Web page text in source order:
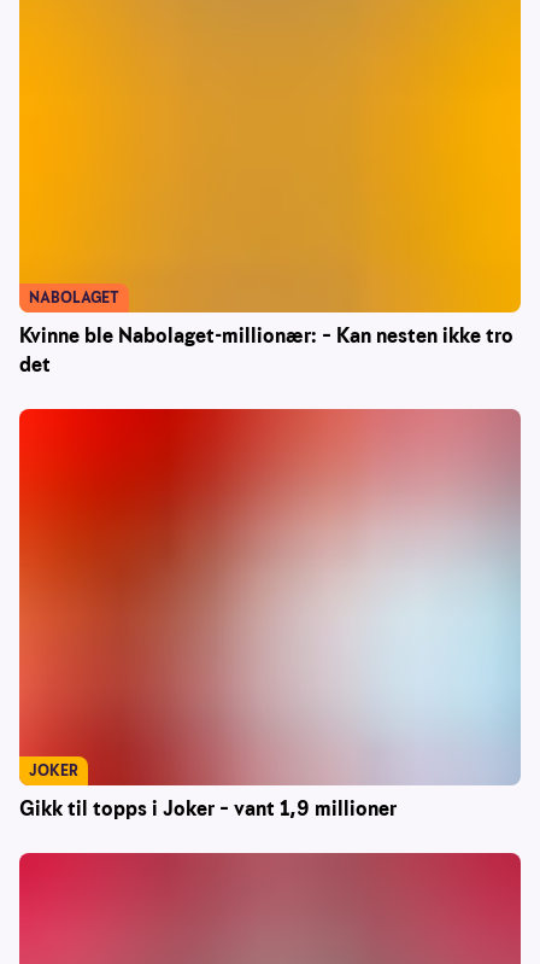
Kvinne ble Nabolaget-millionær: – Kan nesten ikke tro
det
NABOLAGET
Gikk til topps i Joker – vant 1,9 millioner
JOKER